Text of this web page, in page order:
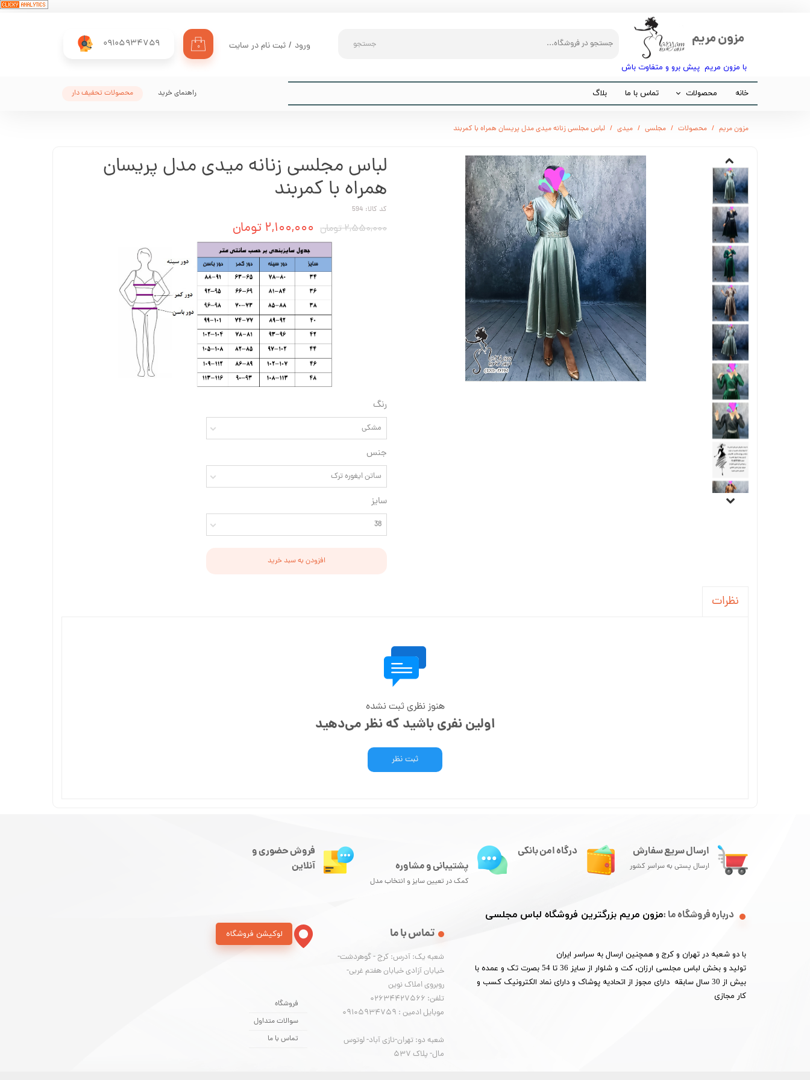
مزون مریم
با مزون مریم پیش برو و متفاوت باش​​​​​​​
09105934759 جستجو ۰ ورود / ثبت نام در سایت
خانه محصولات
شلوار
تماس با ما بلاگ محصولات تحفیف دار راهنمای خرید
مزون مریم محصولات مجلسی میدی لباس مجلسی زنانه میدی مدل پریسان همراه با کمربند
لباس مجلسی زنانه میدی مدل پریسان
همراه با کمربند
کد کالا: 594
۲,۵۵۰,۰۰۰ تومان ۲,۱۰۰,۰۰۰ تومان
رنگ
مشکی
جنس
ساتن ایغوره ترک
سایز
38
افزودن به سبد خرید
نظرات
هنوز نظری ثبت نشده
اولین نفری باشید که نظر می‌دهید
ثبت نظر
ارسال سریع سفارش
ارسال پستی به سراسر کشور
درباره فروشگاه ما :مزون مریم بزرگترین فروشگاه لباس مجلسی
با دو شعبه در تهران و کرج و همچنین ارسال به سراسر ایران
تولید و بخش لباس مجلسی ارزان، کت و شلوار از سایز 36 تا 54 بصرت تک و عمده با
بیش از 30 سال سابقه دارای مجوز از اتحادیه پوشاک و دارای نماد الکترونیک کسب و
کار مجازی
فروشگاه
سوالات متداول
تماس با ما
تماس با ما
شعبه یک: آدرس: کرج - گوهردشت-
خیابان آزادی خیابان هفتم غربی-
روبروی املاک نوین
​​​​​​​تلفن: 02634427566
موبایل ادمین : 09105934759
شعبه دو: تهران-نازی آباد- لوتوس
مال- پلاک 537
درگاه امن بانکی
پشتیبانی و مشاوره
کمک در تعیین سایز و انتخاب مدل
فروش حضوری و
آنلاین
لوکیشن فروشگاه